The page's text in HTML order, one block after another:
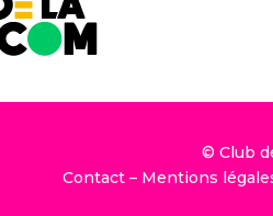
© Club
Contact – Mentions